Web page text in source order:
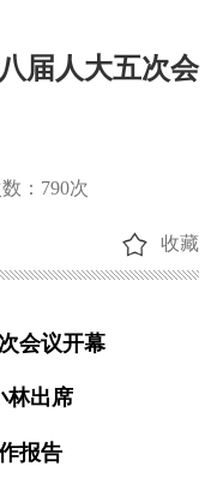
届人大五次会
： 790次
收藏
会议开幕
林出席
报告